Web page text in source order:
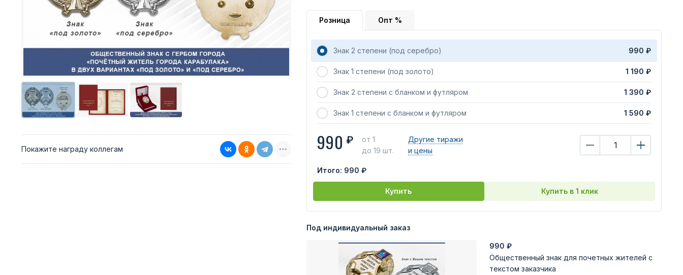
Покажите награду коллегам
Розница Опт %
Знак 2 степени (под серебро) 990 ₽
Знак 1 степени (под золото) 1 190 ₽
Знак 2 степени с бланком и футляром 1 390 ₽
Знак 1 степени с бланком и футляром 1 590 ₽
990 ₽
от 1
до 19 шт.
Другие тиражи
и цены
Итого: 990 ₽
Купить Купить в 1 клик
Под индивидуальный заказ
990 ₽
Общественный знак для почетных жителей с
текстом заказчика